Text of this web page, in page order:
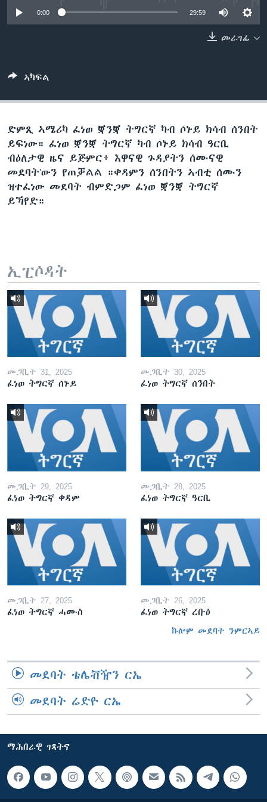
ቂሔ ጽልሚ
ቋንቋታት
0:00 29:59
መራገፊ
ኣካፍል
ድምጺ ኣሜሪካ ፈነወ ቛንቛ ትግርኛ ካብ ሶኑይ ክሳብ ሰንበት
ይፍነው። ፈነወ ቛንቛ ትግርኛ ካብ ሶኑይ ክሳብ ዓርቢ
ብዕለታዊ ዜና ይጅምር፥ እዋናዊ ጉዳያትን ሰሙናዊ
መደባት'ውን የጠቓልል ።ቀዳምን ሰንበትን ኣብቲ ሰሙን
ዝተፈነው መደባት ብምድጋም ፈነወ ቛንቛ ትግርኛ
ይኻየድ።
ኢፒሶዳት
መጋቢት 31, 2025
ፈነወ ትግርኛ ሰኑይ
መጋቢት 30, 2025
ፈነወ ትግርኛ ሰንበት
መጋቢት 29, 2025
ፈነወ ትግርኛ ቀዳም
መጋቢት 28, 2025
ፈነወ ትግርኛ ዓርቢ
መጋቢት 27, 2025
ፈነወ ትግርኛ ሓሙስ
መጋቢት 26, 2025
ፈነወ ትግርኛ ረቡዕ
ኩሎም መደባት ንምርኣይ
መደባት ቴሌቭዥን ርኤ
መደባት ሬድዮ ርኤ
ማሕበራዊ ገጻትና